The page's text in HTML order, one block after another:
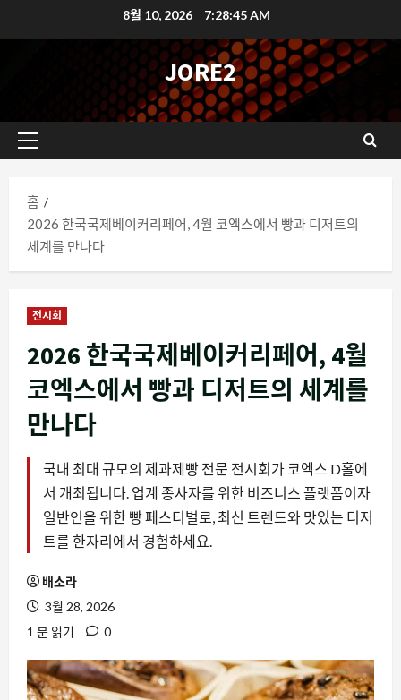
텐
가
8월 10, 2026 7:28:46 AM
JORE2
기
메
뉴
홈
2026 한국국제베이커리페어, 4월 코엑스에서 빵과 디저트의
세계를 만나다
전시회
2026 한국국제베이커리페어, 4월
코엑스에서 빵과 디저트의 세계를
만나다
국내 최대 규모의 제과제빵 전문 전시회가 코엑스 D홀에
서 개최됩니다. 업계 종사자를 위한 비즈니스 플랫폼이자
일반인을 위한 빵 페스티벌로, 최신 트렌드와 맛있는 디저
트를 한자리에서 경험하세요.
배소라
3월 28, 2026
1 분 읽기
0